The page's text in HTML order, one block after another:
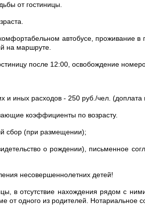
от гостиницы.
автобусе, проживание в
на маршруте.
после 12:00, освобождение
и иных расходов - 250 руб./чел. (доплата
коэффициенты по возрасту.
сбор (при размещении);
о рождении), письменное
несовершеннолетних детей!
в отсутствие нахождения рядом с
от одного из родителей. Нотариальное